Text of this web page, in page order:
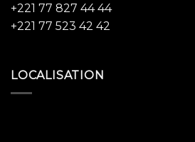
+221 77 827 44 44
+221 77 523 42 42
LOCALISATION